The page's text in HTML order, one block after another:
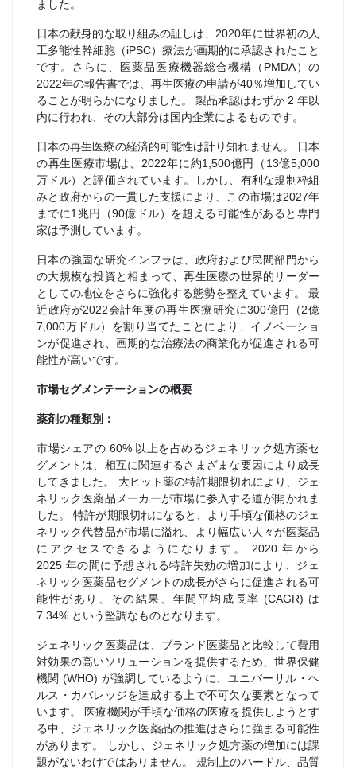
ました。
日本の献身的な取り組みの証しは、2020年に世界初の人
工多能性幹細胞（iPSC）療法が画期的に承認されたこと
です。さらに、医薬品医療機器総合機構（PMDA）の
2022年の報告書では、再生医療の申請が40％増加してい
ることが明らかになりました。 製品承認はわずか 2 年以
内に行われ、その大部分は国内企業によるものです。
日本の再生医療の経済的可能性は計り知れません。 日本
の再生医療市場は、2022年に約1,500億円（13億5,000
万ドル）と評価されています。しかし、有利な規制枠組
みと政府からの一貫した支援により、この市場は2027年
までに1兆円（90億ドル）を超える可能性があると専門
家は予測しています。
日本の強固な研究インフラは、政府および民間部門から
の大規模な投資と相まって、再生医療の世界的リーダー
としての地位をさらに強化する態勢を整えています。 最
近政府が2022会計年度の再生医療研究に300億円（2億
7,000万ドル）を割り当てたことにより、イノベーショ
ンが促進され、画期的な治療法の商業化が促進される可
能性が高いです。
市場セグメンテーションの概要
薬剤の種類別：
市場シェアの 60% 以上を占めるジェネリック処方薬セ
グメントは、相互に関連するさまざまな要因により成長
してきました。 大ヒット薬の特許期限切れにより、ジェ
ネリック医薬品メーカーが市場に参入する道が開かれま
した。 特許が期限切れになると、より手頃な価格のジェ
ネリック代替品が市場に溢れ、より幅広い人々が医薬品
にアクセスできるようになります。 2020 年から
2025 年の間に予想される特許失効の増加により、ジェ
ネリック医薬品セグメントの成長がさらに促進される可
能性があり、その結果、年間平均成長率 (CAGR) は
7.34% という堅調なものとなります。
ジェネリック医薬品は、ブランド医薬品と比較して費用
対効果の高いソリューションを提供するため、世界保健
機関 (WHO) が強調しているように、ユニバーサル・ヘ
ルス・カバレッジを達成する上で不可欠な要素となって
います。 医療機関が手頃な価格の医療を提供しようとす
る中、ジェネリック医薬品の推進はさらに強まる可能性
があります。 しかし、ジェネリック処方薬の増加には課
題がないわけではありません。 規制上のハードル、品質